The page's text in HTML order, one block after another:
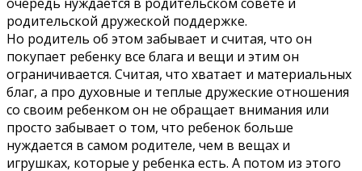
родительской дружеской поддержке.
Но родитель об этом забывает и считая, что он
покупает ребенку все блага и вещи и этим он
ограничивается. Считая, что хватает и материальных
благ, а про духовные и теплые дружеские отношения
со своим ребенком он не обращает внимания или
просто забывает о том, что ребенок больше
нуждается в самом родителе, чем в вещах и
игрушках, которые у ребенка есть. А потом из этого